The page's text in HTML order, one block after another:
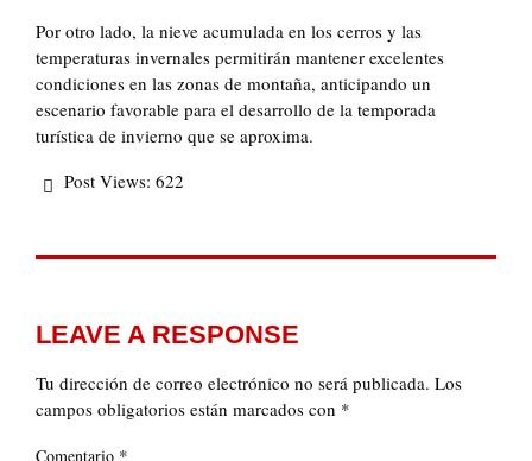
Por otro lado, la nieve acumulada en los cerros y las
temperaturas invernales permitirán mantener excelentes
condiciones en las zonas de montaña, anticipando un
escenario favorable para el desarrollo de la temporada
turística de invierno que se aproxima.
Post Views: 622
LEAVE A RESPONSE
Tu dirección de correo electrónico no será publicada. Los
campos obligatorios están marcados con *
Comentario *